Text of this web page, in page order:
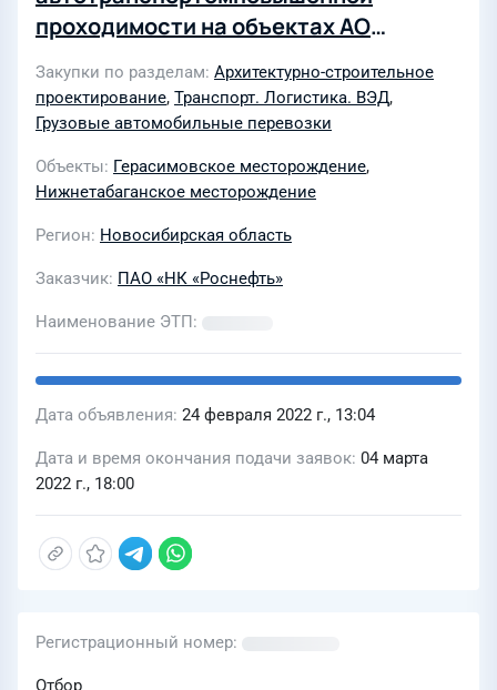
проходимости на объектах АО
Нижнетабаганском, Калиновом и
Северо - Калиновом
Закупки по разделам Архитектурно-строительное
проектирование, Транспорт. Логистика. ВЭД,
Грузовые автомобильные перевозки
Объекты Герасимовское месторождение,
Нижнетабаганское месторождение
Регион Новосибирская область
Заказчик ПАО «НК «Роснефть»
Наименование ЭТП
Дата объявления 24 февраля 2022 г., 13:04
Дата и время окончания подачи заявок 04 марта
2022 г., 18:00
Регистрационный номер
Отбор